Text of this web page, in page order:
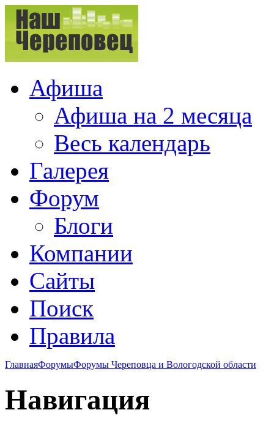
Афиша
Афиша на 2 месяца
Весь календарь
Галерея
Форум
Блоги
Компании
Сайты
Поиск
Правила
ГлавнаяФорумыФорумы Череповца и Вологодской области
Навигация